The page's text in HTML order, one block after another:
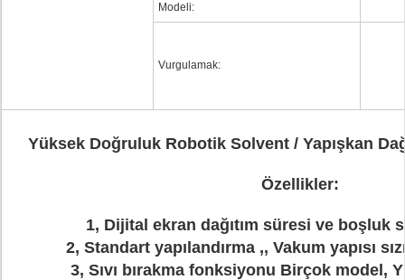
Modeli:
Vurgulamak:
Yüksek Doğruluk Robotik Solvent / Yapışkan
Özellikler:
1, Dijital ekran dağıtım süresi ve boşluk
2, Standart yapılandırma ,, Vakum yapısı
3, Sıvı bırakma fonksiyonu Birçok model,